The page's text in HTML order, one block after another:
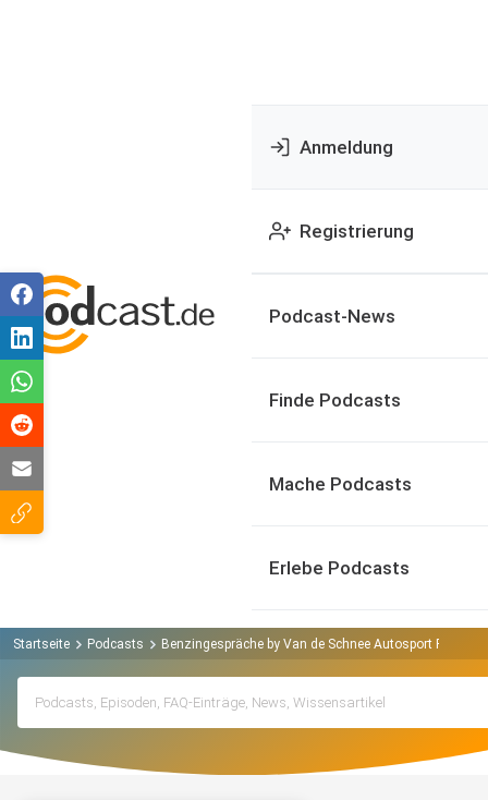
Anmeldung
Registrierung
Podcast-News
Finde Podcasts
Mache Podcasts
Erlebe Podcasts
Startseite Podcasts Benzingespräche by Van de Schnee Autosport Podcast